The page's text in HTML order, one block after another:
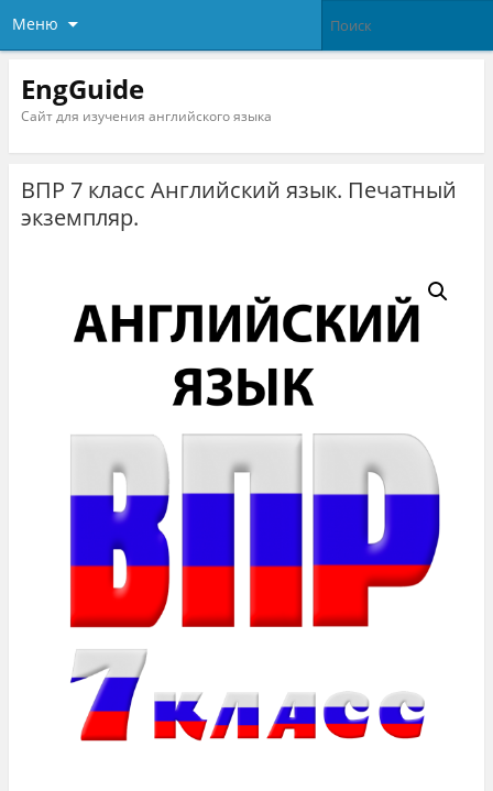
Меню
EngGuide
Сайт для изучения английского языка
ВПР 7 класс Английский язык. Печатный
экземпляр.